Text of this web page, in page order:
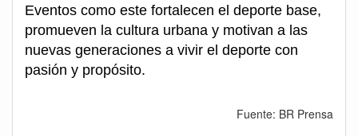
Eventos como este fortalecen el deporte base,
promueven la cultura urbana y motivan a las
nuevas generaciones a vivir el deporte con
pasión y propósito.
Fuente: BR Prensa